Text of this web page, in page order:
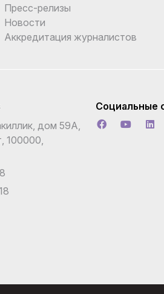
Пресс-релизы
Новости
Аккредитация журналистов
дом 59А,
100000,
Социальные